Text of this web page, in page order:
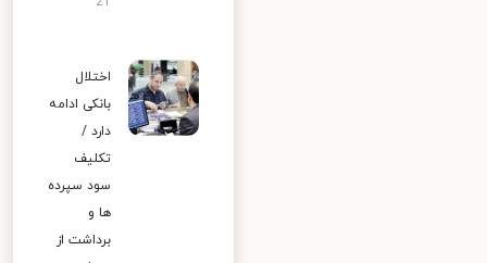
اختلال
بانکی ادامه
دارد /
تکلیف
سود سپرده
ها و
برداشت از